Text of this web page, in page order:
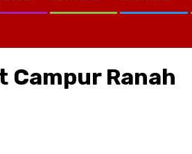
Campur Ranah